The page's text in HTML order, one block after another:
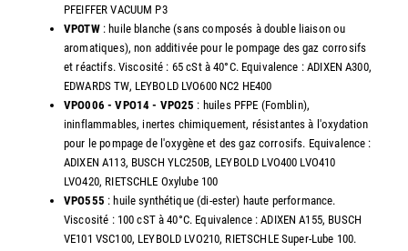
PFEIFFER VACUUM P3
VPOTW: huile blanche (sans composés à double liaison ou
aromatiques), non additivée pour le pompage des gaz corrosifs
et réactifs. Viscosité : 65 cSt à 40°C. Equivalence : ADIXEN A300,
EDWARDS TW, LEYBOLD LVO600 NC2 HE400
VPO006 - VPO14 - VPO25 : huiles PFPE (Fomblin),
ininflammables, inertes chimiquement, résistantes à l'oxydation
pour le pompage de l'oxygène et des gaz corrosifs. Equivalence :
ADIXEN A113, BUSCH YLC250B, LEYBOLD LVO400 LVO410
LVO420, RIETSCHLE Oxylube 100
VPO555 : huile synthétique (di-ester) haute performance.
Viscosité : 100 cST à 40°C. Equivalence : ADIXEN A155, BUSCH
VE101 VSC100, LEYBOLD LVO210, RIETSCHLE Super-Lube 100.